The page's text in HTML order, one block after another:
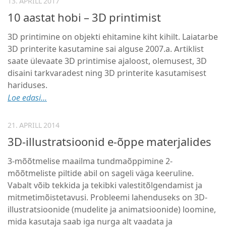
10 aastat hobi – 3D printimist
3D printimine on objekti ehitamine kiht kihilt. Laiatarbe
3D printerite kasutamine sai alguse 2007.a. Artiklist
saate ülevaate 3D printimise ajaloost, olemusest, 3D
disaini tarkvaradest ning 3D printerite kasutamisest
hariduses.
Loe edasi...
21. APRILL 2014
3D-illustratsioonid e-õppe materjalides
3-mõõtmelise maailma tundmaõppimine 2-
mõõtmeliste piltide abil on sageli väga keeruline.
Vabalt võib tekkida ja tekibki valestitõlgendamist ja
mitmetimõistetavusi. Probleemi lahenduseks on 3D-
illustratsioonide (mudelite ja animatsioonide) loomine,
mida kasutaja saab iga nurga alt vaadata ja